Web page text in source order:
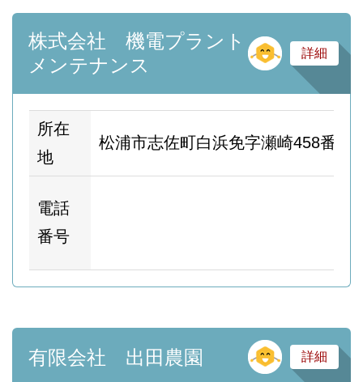
株式会社 機電プラント
メンテナンス
そ
詳細
所在
地
松浦市志佐町白浜免字瀬崎458番地1
電話
番号
有限会社 出田農園 そ
詳細